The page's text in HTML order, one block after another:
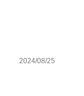
2024/08/25